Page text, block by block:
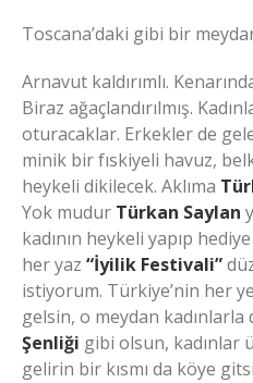
Toscana’daki gibi bir
Arnavut kaldırımlı.
Biraz ağaçlandırılmış.
oturacaklar. Erkekler de
minik bir fıskiyeli havuz,
heykeli dikilecek. Aklıma
Yok mudur Türkan Saylan
kadının heykeli yapıp
her yaz “İyilik Festivali”
istiyorum. Türkiye’nin her
gelsin, o meydan kadınlarla
Şenliği gibi olsun,
gelirin bir kısmı da köye